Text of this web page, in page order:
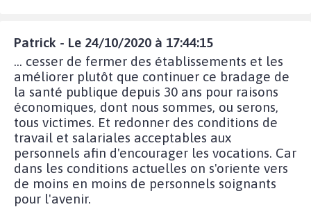
Patrick - Le 24/10/2020 à 17:44:15
... cesser de fermer des établissements et les
améliorer plutôt que continuer ce bradage de
la santé publique depuis 30 ans pour raisons
économiques, dont nous sommes, ou serons,
tous victimes. Et redonner des conditions de
travail et salariales acceptables aux
personnels afin d'encourager les vocations. Car
dans les conditions actuelles on s'oriente vers
de moins en moins de personnels soignants
pour l'avenir.